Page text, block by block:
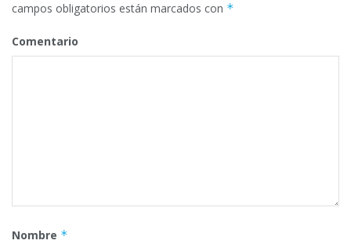
campos obligatorios están marcados con *
Comentario
Nombre *